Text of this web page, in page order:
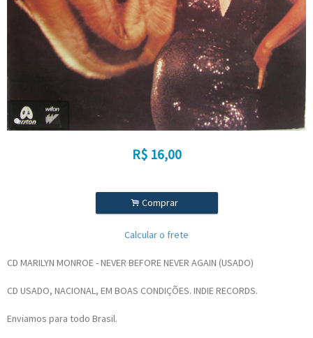
R$ 16,00
. Comprar
Calcular o frete
CD MARILYN MONROE - NEVER BEFORE NEVER AGAIN (USADO)
CD USADO, NACIONAL, EM BOAS CONDIÇÕES. INDIE RECORDS.
Enviamos para todo Brasil.